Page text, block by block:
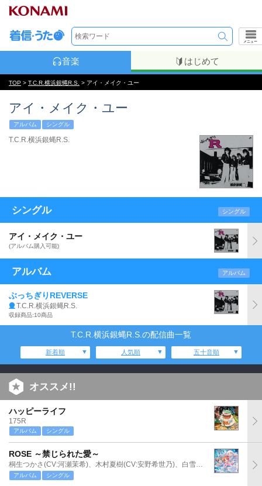
メニュー
音楽 はじめて
TOP > T.C.R.横浜銀蝿R.S. > アイ・メイク・ユー
アイ・メイク・ユー
アルバム シングル
T.C.R.横浜銀蝿R.S.
シングル シングル
アイ・メイク・ユー
(アルバム購入可能)
アルバム アルバム
ぶっちぎりREVERSE
T.C.R.横浜銀蝿R.S.
収録商品:10商品
T.C.R.横浜銀蝿R.S.の配信曲一覧
新着順 人気順 五十音順
オススメ!!
ハッピーライフ
175R
アルバム シングル
ROSE ～禁じられた愛～
桐生つかさ(CV:河瀬茉希)、木村夏樹(CV:安野希世乃)、白雪千夜(CV:関口理咲)
アルバム シングル